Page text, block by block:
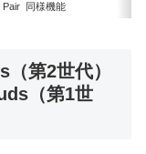
Pair 同様機能
第2世代）
（第1世